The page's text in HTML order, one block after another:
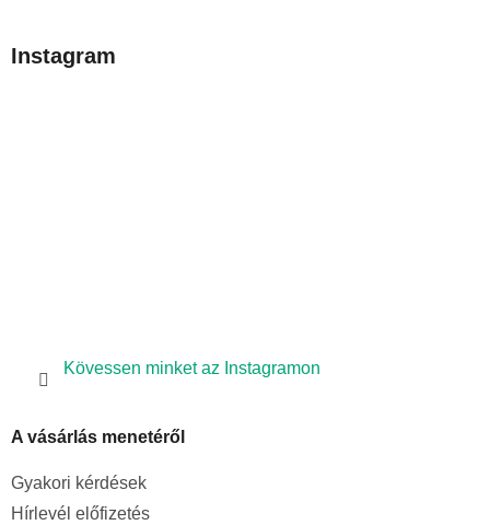
bInstagram
Kövessen minket az Instagramon
A vásárlás menetéről
Gyakori kérdések
Hírlevél előfizetés